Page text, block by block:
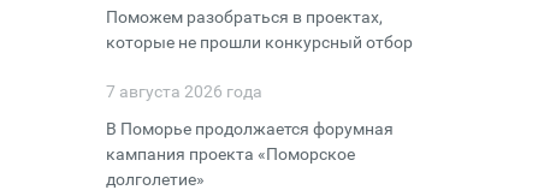
Поможем разобраться в проектах,
которые не прошли конкурсный отбор
7 августа 2026 года
В Поморье продолжается форумная
кампания проекта «Поморское
долголетие»